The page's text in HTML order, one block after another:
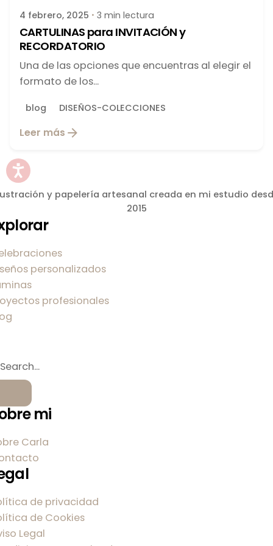
4 febrero, 2025 3 min lectura
CARTULINAS para INVITACIÓN y
RECORDATORIO
Una de las opciones que encuentras al elegir el
formato de los...
blog DISEÑOS-COLECCIONES
Leer más
y papelería artesanal creada en mi estudio
2015
personalizados
profesionales
mi
Carla
de privacidad
de Cookies
Legal